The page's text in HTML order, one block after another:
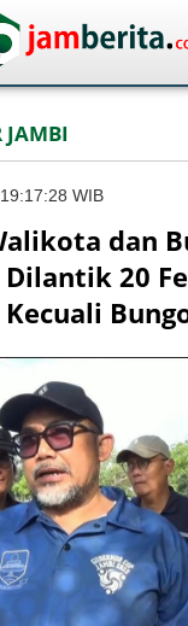
JAMBI
WIB
dan
Dilantik 20